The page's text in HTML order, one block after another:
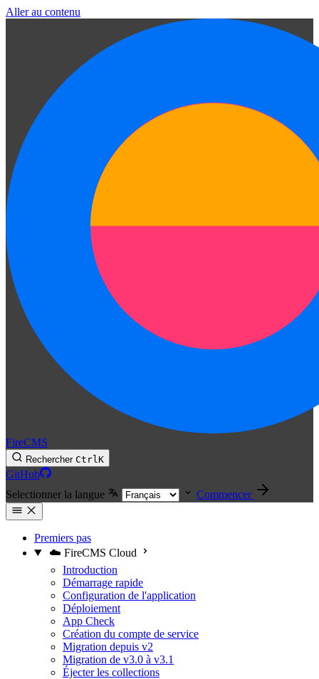
Aller au contenu
FireCMS
Rechercher CtrlK
GitHub
Selectionner la langue
Commencer
Premiers pas
☁️ FireCMS Cloud
Introduction
Démarrage rapide
Configuration de l'application
Déploiement
App Check
Création du compte de service
Migration depuis v2
Migration de v3.0 à v3.1
Éjecter les collections